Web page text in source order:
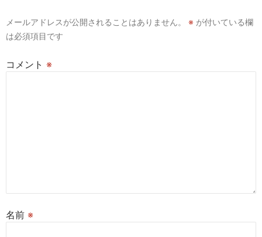
ョ
メールアドレスが公開されることはありません。 ※ が付いている欄
は必須項目です
コメント ※
名前 ※